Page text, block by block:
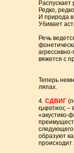
Редко,
И природа
Убивает
Речь
вяжется с
Теперь
ляпах.
4.СДВИГ
εμφατικоς
«акустико-
образуют